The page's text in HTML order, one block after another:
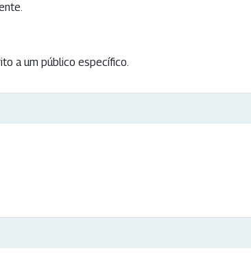
a um público específico.